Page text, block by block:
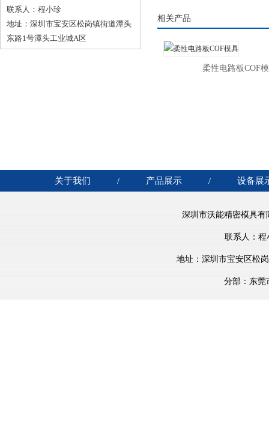
联系人：程小珍
地址：深圳市宝安区松岗镇街道潭头
东路1号潭头工业城A区
相关产品
柔性电路板COF
关于我们 / 产品展示 / 设备展
深圳市沃能精密模具
联系人：程
地址：深圳市宝安区松
分部：东莞